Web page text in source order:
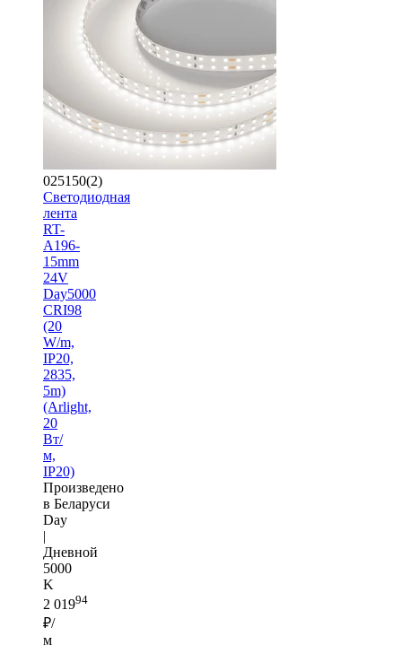
025150(2)
Светодиодная
лента
RT-
A196-
15mm
24V
Day5000
CRI98
(20
W/m,
IP20,
2835,
5m)
(Arlight,
20
Вт/
м,
IP20)
Произведено
в Беларуси
Day
|
Дневной
5000
K
2 01994
₽/
м